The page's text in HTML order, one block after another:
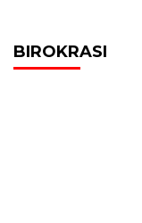
BIROKRASI